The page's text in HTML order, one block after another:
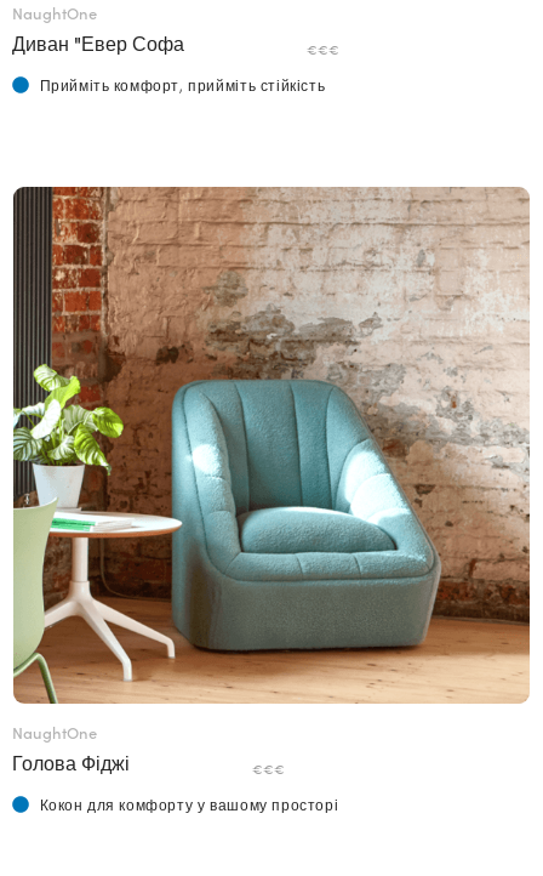
NaughtOne
Диван "Евер Софа €€€
Прийміть комфорт, прийміть стійкість
NaughtOne
Голова Фіджі €€€
Кокон для комфорту у вашому просторі